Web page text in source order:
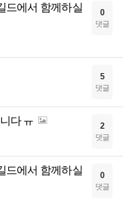
드에서 함께하실
0
댓글
5
댓글
다 ㅠ 2
댓글
드에서 함께하실
0
댓글